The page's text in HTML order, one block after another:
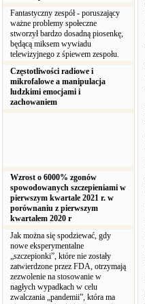
Fantastyczny zespół - poruszający
ważne problemy społeczne
stworzył bardzo dosadną piosenkę,
będącą miksem wywiadu
telewizyjnego z śpiewem zespołu.
Częstotliwości radiowe i
mikrofalowe a manipulacja
ludzkimi emocjami i
zachowaniem
Wzrost o 6000% zgonów
spowodowanych szczepieniami w
pierwszym kwartale 2021 r. w
porównaniu z pierwszym
kwartałem 2020 r
Jak można się spodziewać, gdy
nowe eksperymentalne
„szczepionki”, które nie zostały
zatwierdzone przez FDA, otrzymają
zezwolenie na stosowanie w
nagłych wypadkach w celu
zwalczania „pandemii”, która ma